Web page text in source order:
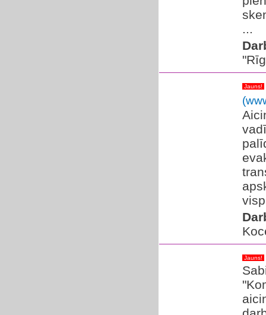
...
Jauns!
Jauns!